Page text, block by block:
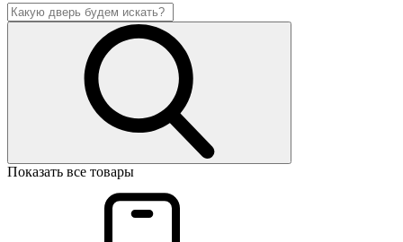
Показать все товары